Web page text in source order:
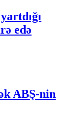
edə
ABŞ-nin